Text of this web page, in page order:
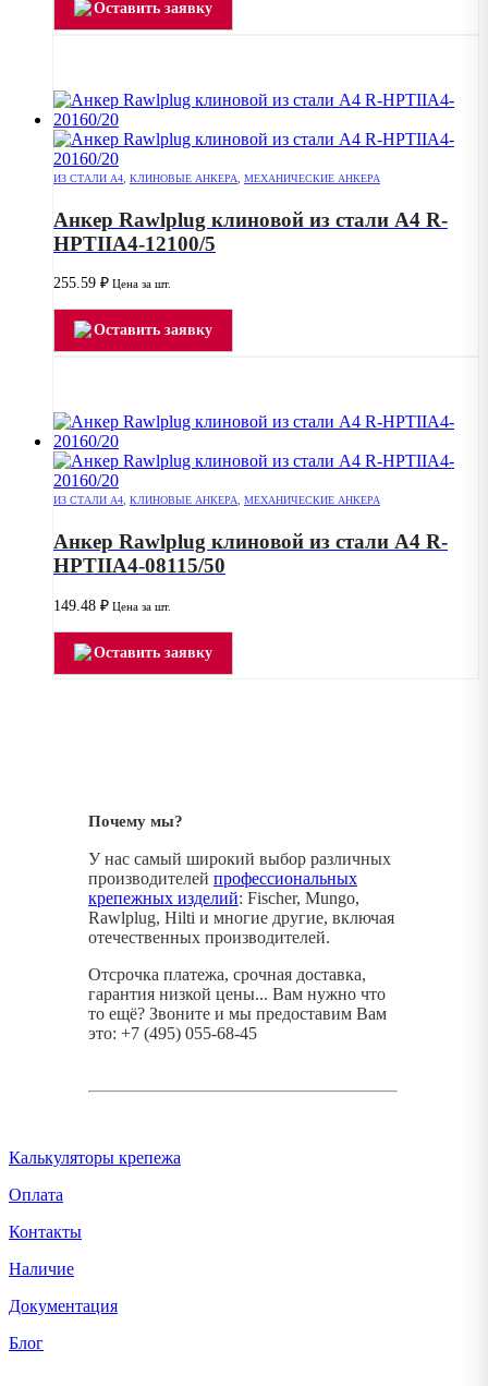
Оставить заявку
ИЗ СТАЛИ А4 КЛИНОВЫЕ АНКЕРА МЕХАНИЧЕСКИЕ АНКЕРА
Анкер Rawlplug клиновой из стали А4 R-
HPTIIA4-12100/5
255.59 ₽ Цена за шт.
Оставить заявку
ИЗ СТАЛИ А4, КЛИНОВЫЕ АНКЕРА, МЕХАНИЧЕСКИЕ АНКЕРА
Анкер Rawlplug клиновой из стали А4 R-
HPTIIA4-08115/50
149.48 ₽ Цена за шт.
Оставить заявку
Почему мы?
У нас самый широкий выбор различных
производителей профессиональных
крепежных изделий: Fischer, Mungo,
Rawlplug, Hilti и многие другие, включая
отечественных производителей.
Отсрочка платежа, срочная доставка,
гарантия низкой цены... Вам нужно что
то ещё? Звоните и мы предоставим Вам
это: +7 (495) 055-68-45
Калькуляторы крепежа
Оплата
Контакты
Наличие
Документация
Блог